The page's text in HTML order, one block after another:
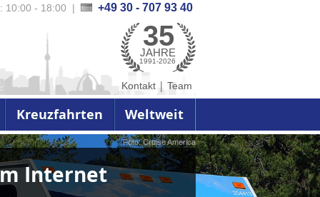
10:00 - 18:00 | +49 30 - 707 93 40
35
JAHRE
1991-2026
Kontakt | Team
Kreuzfahrten Weltweit
beste Preise!